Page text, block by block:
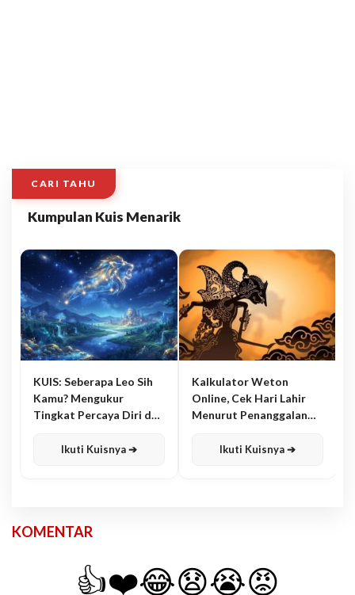
CARI TAHU
Kumpulan Kuis Menarik
KUIS: Seberapa Leo Sih
Kamu? Mengukur
Tingkat Percaya Diri dan
Ikuti Kuisnya ➔
Kalkulator Weton
Online, Cek Hari Lahir
Menurut Penanggalan
Ikuti Kuisnya ➔
KOMENTAR
👍❤️😂😧😭😡